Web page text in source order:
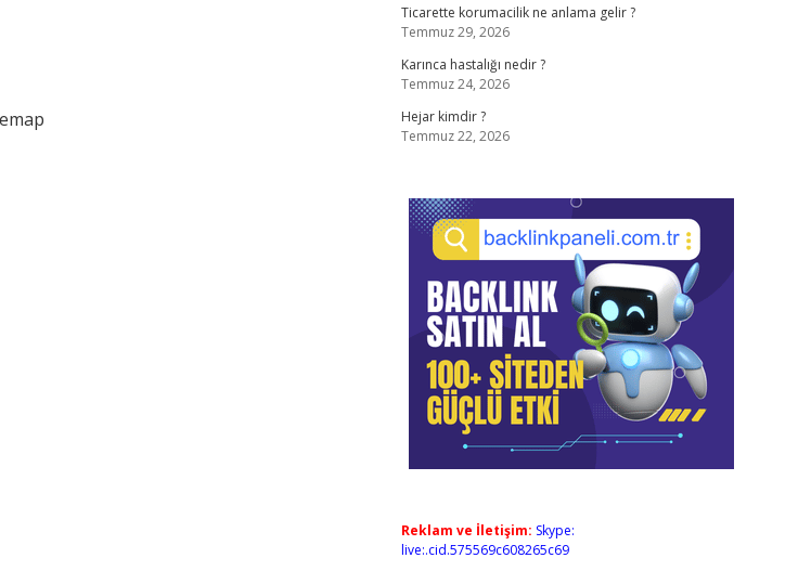
Ticarette korumacilik ne anlama gelir ?
Temmuz 29, 2026
Karınca hastalığı nedir ?
Temmuz 24, 2026
Hejar kimdir ?
Temmuz 22, 2026
Reklam ve İletişim: Skype:
live:.cid.575569c608265c69